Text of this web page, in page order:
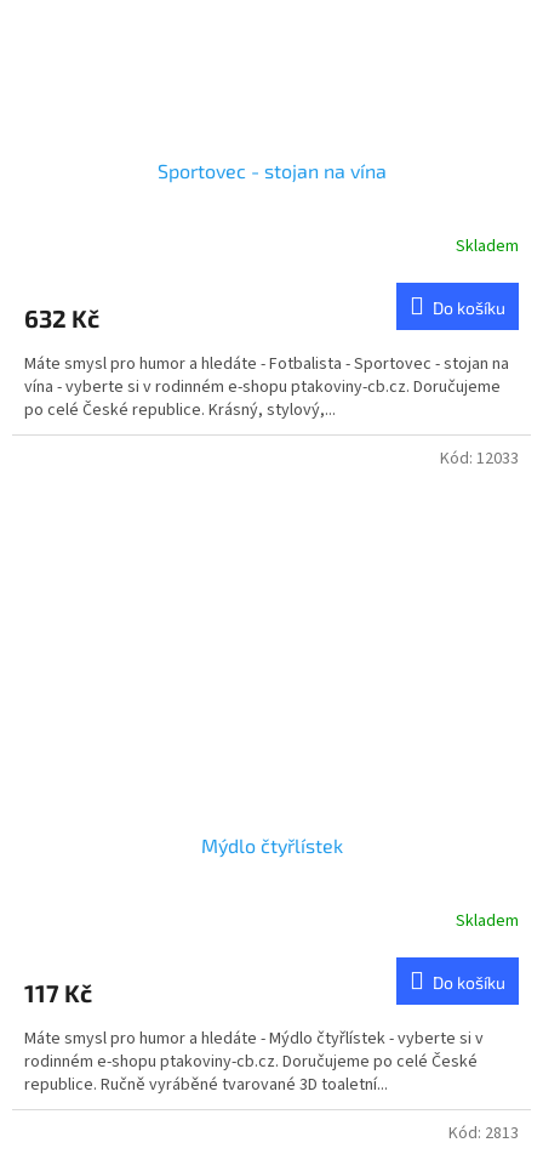
Sportovec - stojan na vína
Skladem
632 Kč Do košíku
Máte smysl pro humor a hledáte - Fotbalista - Sportovec - stojan na
vína - vyberte si v rodinném e-shopu ptakoviny-cb.cz. Doručujeme
po celé České republice. Krásný, stylový,...
Mýdlo čtyřlístek
je
z
5
hvězdiček.
Skladem
117 Kč Do košíku
Máte smysl pro humor a hledáte - Mýdlo čtyřlístek - vyberte si v
rodinném e-shopu ptakoviny-cb.cz. Doručujeme po celé České
republice. Ručně vyráběné tvarované 3D toaletní...
Kód: 12033
Kód: 2813